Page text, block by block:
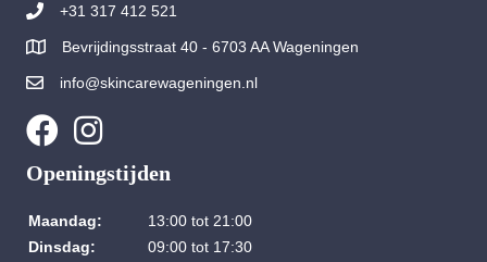
+31 317 412 521
Bevrijdingsstraat 40 - 6703 AA Wageningen
info@skincarewageningen.nl
Openingstijden
Maandag:
13:00 tot 21:00
Dinsdag:
09:00 tot 17:30